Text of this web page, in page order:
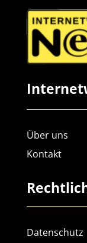
Über uns
Kontakt
Datenschutz